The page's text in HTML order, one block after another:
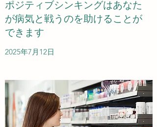
ポジティブシンキングはあなた
が病気と戦うのを助けることが
できます
2025年7月12日